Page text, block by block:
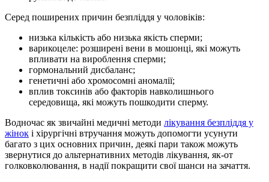
Серед поширених причин безпліддя у чоловіків:
низька кількість або низька якість сперми;
варикоцеле: розширені вени в мошонці, які можуть
впливати на вироблення сперми;
гормональний дисбаланс;
генетичні або хромосомні аномалії;
вплив токсинів або факторів навколишнього
середовища, які можуть пошкодити сперму.
Водночас як звичайні медичні методи лікування безпліддя у
жінок і хірургічні втручання можуть допомогти усунути
багато з цих основних причин, деякі пари також можуть
звернутися до альтернативних методів лікування, як-от
голковколювання, в надії покращити свої шанси на зачаття.